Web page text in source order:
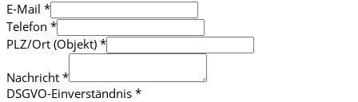
E-Mail *
Telefon *
PLZ/Ort (Objekt) *
Nachricht *
DSGVO-Einverständnis *